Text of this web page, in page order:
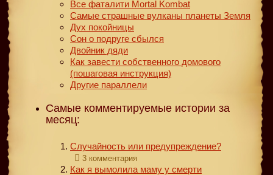
Все фаталити Mortal Kombat
Самые страшные вулканы планеты Земля
Дух покойницы
Сон о подруге сбылся
Двойник дяди
Как завести собственного домового
(пошаговая инструкция)
Другие параллели
Самые комментируемые истории за
месяц:
Случайность или предупреждение?
3 комментария
Как я вымолила маму у смерти